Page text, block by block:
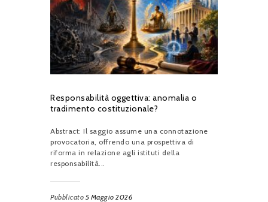
Responsabilità oggettiva: anomalia o
tradimento costituzionale?
Abstract: Il saggio assume una connotazione
provocatoria, offrendo una prospettiva di
riforma in relazione agli istituti della
responsabilità...
Pubblicato 5 Maggio 2026